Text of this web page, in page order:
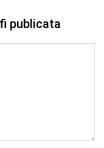
publicata